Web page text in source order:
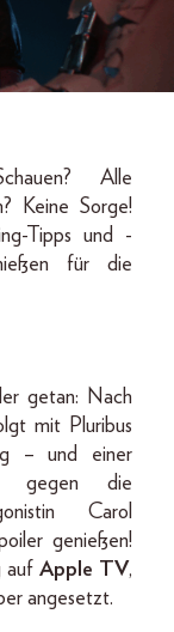
Alle
Keine Sorge!
Tipps und -
für die
getan: Nach
mit Pluribus
– und einer
gegen die
Carol
genießen!
auf Apple TV,
angesetzt.